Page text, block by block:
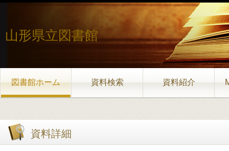
山形県立図書館
図書館ホーム 資料検索 資料紹介
資料詳細